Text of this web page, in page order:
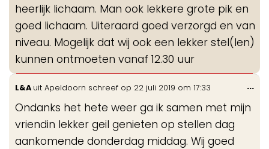
heerlijk lichaam. Man ook lekkere grote pik en
goed lichaam. Uiteraard goed verzorgd en van
niveau. Mogelijk dat wij ook een lekker stel(len)
kunnen ontmoeten vanaf 12.30 uur
L&A uit Apeldoorn schreef op 22 juli 2019 om 17:33
Ondanks het hete weer ga ik samen met mijn
vriendin lekker geil genieten op stellen dag
aankomende donderdag middag. Wij goed
...